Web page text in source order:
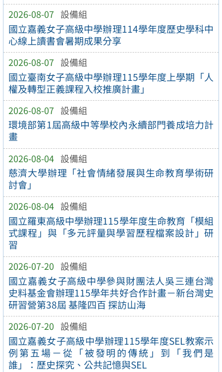
2026-08-07 設備組
國立嘉義女子高級中學辦理114學年度歷史學科中
心線上讀書會暑期成果分享
2026-08-07 設備組
國立臺南女子高級中學辦理115學年度上學期「人
權及轉型正義課程入校推廣計畫」
2026-08-07 設備組
環境部第1屆高級中等學校內永續部門養成培力計
畫
2026-08-04 設備組
慈濟大學辦理「社會情緒發展與生命教育學術研
討會」
2026-08-04 設備組
國立羅東高級中學辦理115學年度生命教育「模組
式課程」與「多元評量與學習歷程檔案設計」研
習
2026-07-20 設備組
國立嘉義女子高級中學參與財團法人吳三連台灣
史料基金會辦理115學年共好合作計畫－新台灣史
研習營第38屆 基隆四百 探訪山海
2026-07-20 設備組
國立嘉義女子高級中學辦理115學年度SEL教案示
例第五場－從「被發明的傳統」到「我們是
誰」：歷史探究、公共記憶與SEL